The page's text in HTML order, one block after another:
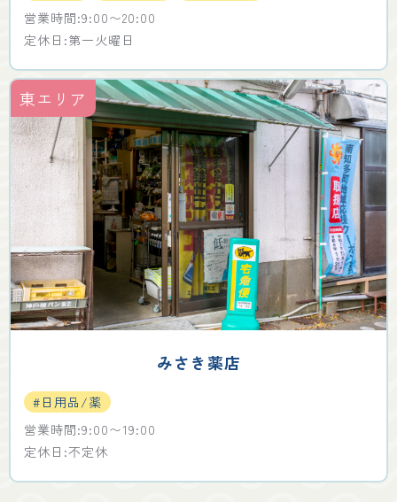
営業時間:9:00〜20:00
定休日:第一火曜日
東エリア
みさき薬店
#日用品/薬
営業時間:9:00〜19:00
定休日:不定休